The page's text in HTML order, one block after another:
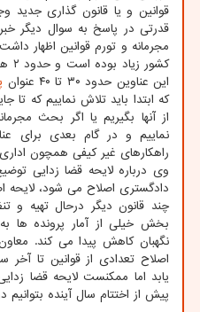
قوانین و یا قانون گذاری جدید
قدرتی در پاسخ به سوال دیگر
مجرمانه و تورم قوانین اظهار
این عناوین حدود ۳۰ تا ۴۰ عنوان
که ابتدا باید تلاش نماییم که تا
از آنها بگیریم یا اگر بحث
نماییم و در گام بعدی برای
راهکارهای غیر کیفی همچون
وی درباره لایحه قضا زدایی
دادگستری اصلاح می شود، لایحه
چند قانون دیگر درحال تهیه و
بخش خیلی از آمار پرونده
نگهبان کاهش پیدا می کند.
اصلاح تعدادی از قوانین تا
یابد اما ممکنست لایحه قضا
پیش از اختتام سال آینده بتوانیم